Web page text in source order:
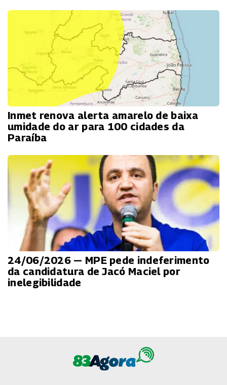
Inmet renova alerta amarelo de baixa
umidade do ar para 100 cidades da
Paraíba
24/06/2026 — MPE pede indeferimento
da candidatura de Jacó Maciel por
inelegibilidade